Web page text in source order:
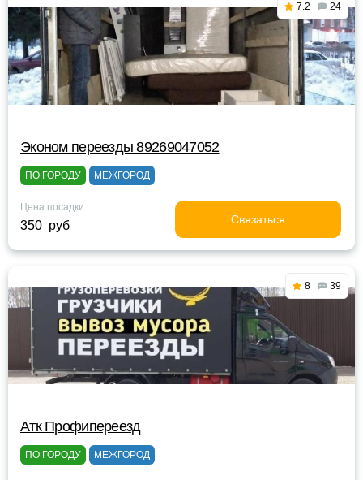
7.2 24
Эконом переезды 89269047052
ПО ГОРОДУ МЕЖГОРОД
Цена посадки
350 руб Связаться
8 39
Атк Профипереезд
ПО ГОРОДУ МЕЖГОРОД